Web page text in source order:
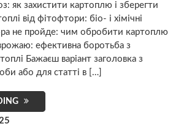
як захистити картоплю і зберегти
від фітофтори: біо- і хімічні
не пройде: чим обробити картоплю
ефективна боротьба з
Бажаєш варіант заголовка з
або для статті в […]